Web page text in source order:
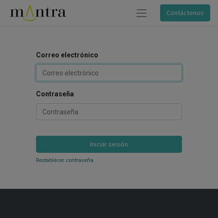
Contáctenos
Correo electrónico
Contraseña
Iniciar sesión
Restablecer contraseña